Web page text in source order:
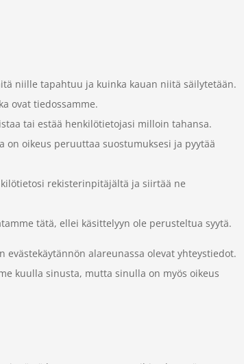
niille tapahtuu ja kuinka kauan niitä säilytetään.
ovat tiedossamme.
tai estää henkilötietojasi milloin tahansa.
on oikeus peruuttaa suostumuksesi ja pyytää
rekisterinpitäjältä ja siirtää ne
tätä, ellei käsittelyyn ole perusteltua syytä.
evästekäytännön alareunassa olevat yhteystiedot.
kuulla sinusta, mutta sinulla on myös oikeus